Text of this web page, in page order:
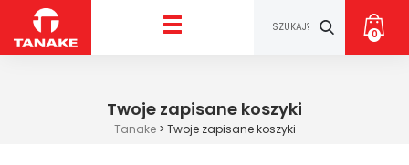
0
Twoje zapisane koszyki
Tanake> Twoje zapisane koszyki